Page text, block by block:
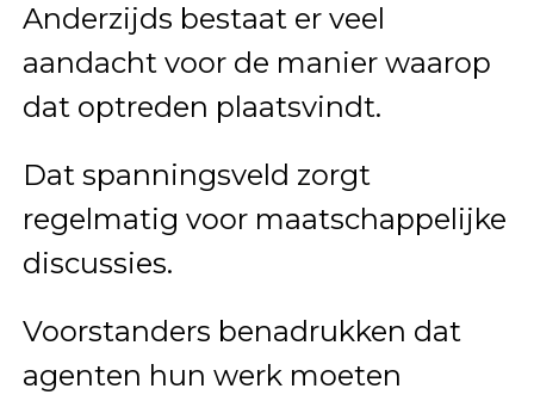
Anderzijds bestaat er veel
aandacht voor de manier waarop
dat optreden plaatsvindt.
Dat spanningsveld zorgt
regelmatig voor maatschappelijke
discussies.
Voorstanders benadrukken dat
agenten hun werk moeten